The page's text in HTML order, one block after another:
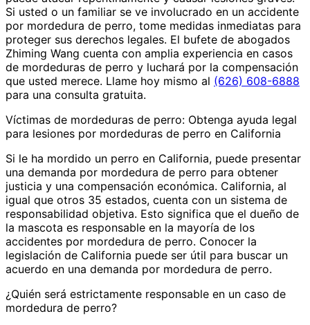
Si usted o un familiar se ve involucrado en un accidente
por mordedura de perro, tome medidas inmediatas para
proteger sus derechos legales. El bufete de abogados
Zhiming Wang cuenta con amplia experiencia en casos
de mordeduras de perro y luchará por la compensación
que usted merece. Llame hoy mismo al (626) 608-6888
para una consulta gratuita.
Víctimas de mordeduras de perro: Obtenga ayuda legal
para lesiones por mordeduras de perro en California
Si le ha mordido un perro en California, puede presentar
una demanda por mordedura de perro para obtener
justicia y una compensación económica. California, al
igual que otros 35 estados, cuenta con un sistema de
responsabilidad objetiva. Esto significa que el dueño de
la mascota es responsable en la mayoría de los
accidentes por mordedura de perro. Conocer la
legislación de California puede ser útil para buscar un
acuerdo en una demanda por mordedura de perro.
¿Quién será estrictamente responsable en un caso de
mordedura de perro?